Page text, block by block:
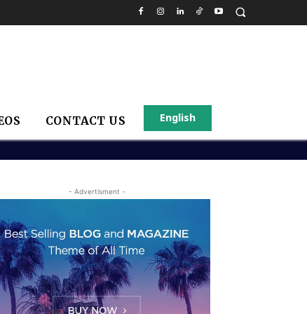
CONTACT US English
- Advertisment -